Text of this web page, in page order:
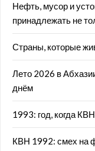
Нефть, мусор и
принадлежать не
Страны, которые
Лето 2026 в
днём
1993: год, когда
КВН 1992: смех на